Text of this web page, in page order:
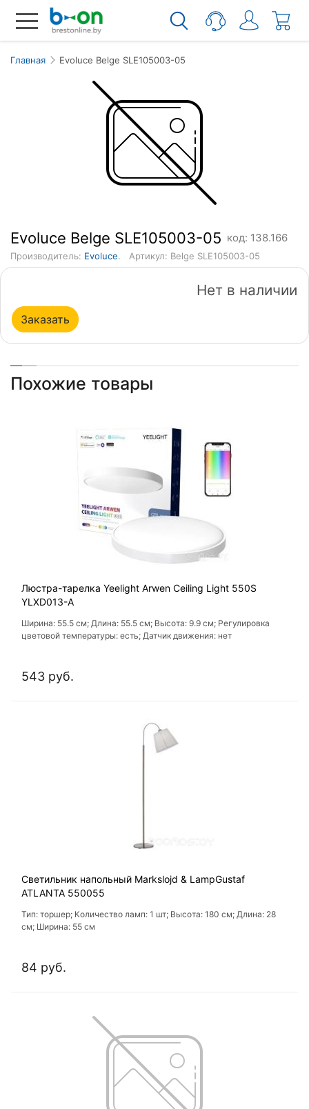
Главная Evoluce Belge SLE105003-05
Evoluce Belge SLE105003-05 код: 138.166
Производитель: Evoluce. Артикул: Belge SLE105003-05
Нет в наличии
Заказать
Похожие товары
Люстра-тарелка Yeelight Arwen Ceiling Light 550S
YLXD013-A
Ширина: 55.5 см; Длина: 55.5 см; Высота: 9.9 см; Регулировка
цветовой температуры: есть; Датчик движения: нет
543 руб.
Светильник напольный Markslojd & LampGustaf
ATLANTA 550055
Тип: торшер; Количество ламп: 1 шт; Высота: 180 см; Длина: 28
см; Ширина: 55 см
84 руб.